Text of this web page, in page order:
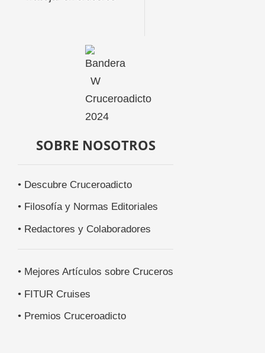
SOBRE NOSOTROS
• Descubre Cruceroadicto
• Filosofía y Normas Editoriales
• Redactores y Colaboradores
• Mejores Artículos sobre Cruceros
• FITUR Cruises
• Premios Cruceroadicto